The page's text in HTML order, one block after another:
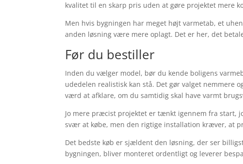
kvalitet til en skarp pris uden at gøre projektet mere
Men hvis bygningen har meget højt varmetab, et
anden løsning være mere oplagt. Det er her, det
Før du bestiller
Inden du vælger model, bør du kende boligens
udedelen realistisk kan stå. Det gør valget nemmere
værd at afklare, om du samtidig skal have varmt
Jo mere præcist projektet er tænkt igennem fra start,
svær at købe, men den rigtige installation kræver, at
Det bedste køb er sjældent den løsning, der ser
bygningen, bliver monteret ordentligt og leverer